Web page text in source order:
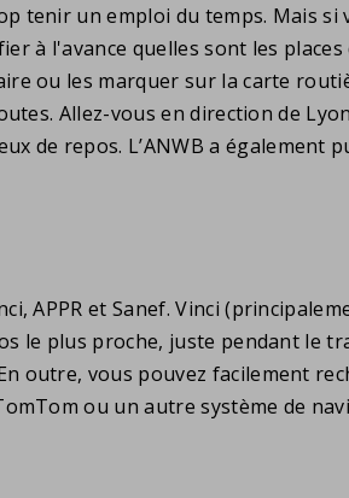
tenir un emploi du temps. Mais
à l'avance quelles sont les
ou les marquer sur la carte
Allez-vous en direction de
de repos. L’ANWB a également
APPR et Sanef. Vinci
le plus proche, juste pendant le
outre, vous pouvez facilement
ou un autre système de